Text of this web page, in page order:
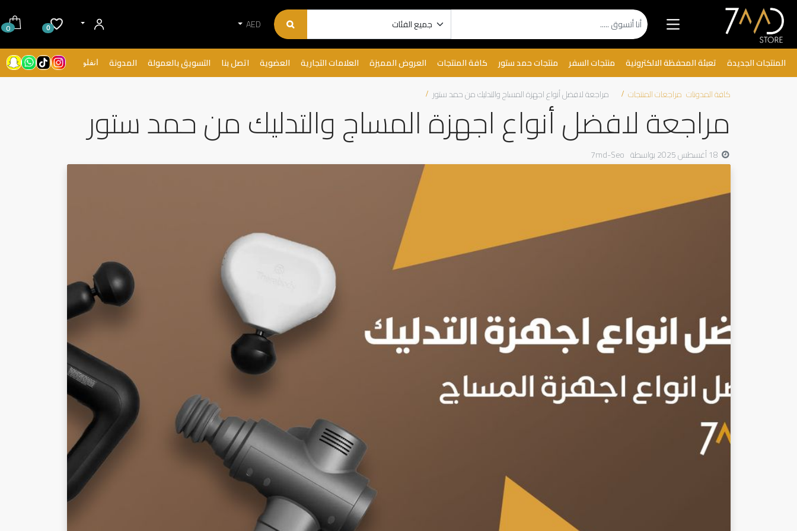
AED
0
0
المنتجات الجديدة تعبئة المحفظة الالكترونية منتجات السفر منتجات حمد ستور كافة المنتجات العروض المميزة العلامات التجارية العضوية اتصل بنا التسويق بالعمولة المدونة انفلونسرز
كافة المدونات مراجعات المنتجات مراجعة لافضل أنواع اجهزة المساج والتدليك من حمد ستور
مراجعة لافضل أنواع اجهزة المساج والتدليك من حمد ستور
18 أغسطس 2025 بواسطة 7md-Seo